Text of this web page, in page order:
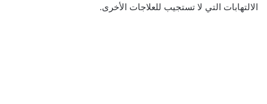
الالتهابات التي لا تستجيب للعلاجات الأخرى.